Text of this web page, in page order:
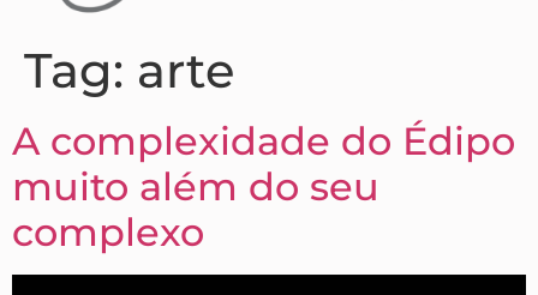
Tag: arte
A complexidade do Édipo
muito além do seu
complexo